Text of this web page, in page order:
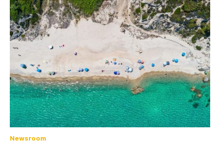
Newsroom